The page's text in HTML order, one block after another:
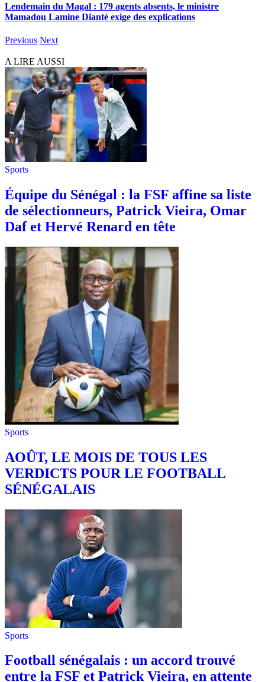
Lendemain du Magal : 179 agents absents, le ministre
Mamadou Lamine Dianté exige des explications
Previous Next
A LIRE AUSSI
Sports
Équipe du Sénégal : la FSF affine sa liste
de sélectionneurs, Patrick Vieira, Omar
Daf et Hervé Renard en tête
Sports
AOÛT, LE MOIS DE TOUS LES
VERDICTS POUR LE FOOTBALL
SÉNÉGALAIS
Sports
Football sénégalais : un accord trouvé
entre la FSF et Patrick Vieira, en attente